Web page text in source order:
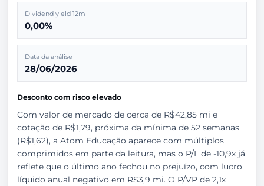
Dividend yield 12m
0,00%
Data da análise
28/06/2026
Desconto com risco elevado
Com valor de mercado de cerca de R$42,85 mi e
cotação de R$1,79, próxima da mínima de 52 semanas
(R$1,62), a Atom Educação aparece com múltiplos
comprimidos em parte da leitura, mas o P/L de -10,9x já
reflete que o último ano fechou no prejuízo, com lucro
líquido anual negativo em R$3,9 mi. O P/VP de 2,1x